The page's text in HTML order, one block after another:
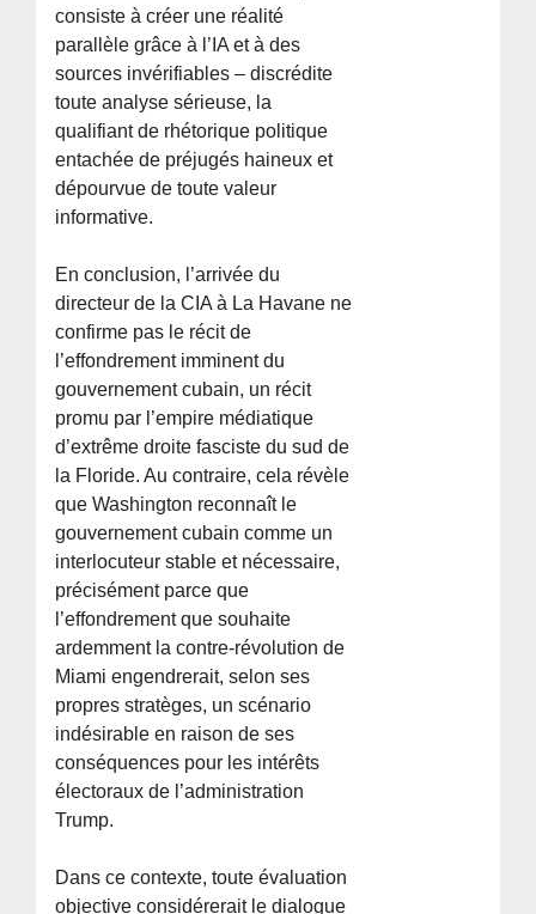
consiste à créer une réalité
parallèle grâce à l’IA et à des
sources invérifiables – discrédite
toute analyse sérieuse, la
qualifiant de rhétorique politique
entachée de préjugés haineux et
dépourvue de toute valeur
informative.
En conclusion, l’arrivée du
directeur de la CIA à La Havane ne
confirme pas le récit de
l’effondrement imminent du
gouvernement cubain, un récit
promu par l’empire médiatique
d’extrême droite fasciste du sud de
la Floride. Au contraire, cela révèle
que Washington reconnaît le
gouvernement cubain comme un
interlocuteur stable et nécessaire,
précisément parce que
l’effondrement que souhaite
ardemment la contre-révolution de
Miami engendrerait, selon ses
propres stratèges, un scénario
indésirable en raison de ses
conséquences pour les intérêts
électoraux de l’administration
Trump.
Dans ce contexte, toute évaluation
objective considérerait le dialogue